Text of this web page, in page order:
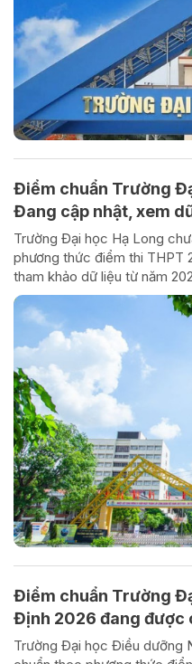
Điểm chuẩn Trường
Đang cập nhật, xem
Trường Đại học Hạ Long
phương thức điểm thi THPT
tham khảo dữ liệu từ năm
Điểm chuẩn Trường
Định 2026 đang được
Trường Đại học Điều dưỡng